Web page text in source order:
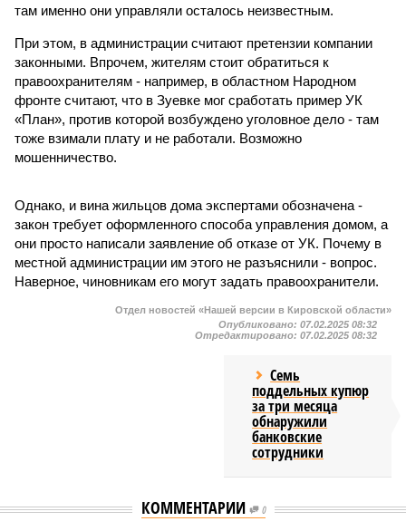
там именно они управляли осталось неизвестным.
При этом, в администрации считают претензии компании
законными. Впрочем, жителям стоит обратиться к
правоохранителям - например, в областном Народном
фронте считают, что в Зуевке мог сработать пример УК
«План», против которой возбуждено уголовное дело - там
тоже взимали плату и не работали. Возможно
мошенничество.
Однако, и вина жильцов дома экспертами обозначена -
закон требует оформленного способа управления домом, а
они просто написали заявление об отказе от УК. Почему в
местной администрации им этого не разъяснили - вопрос.
Наверное, чиновникам его могут задать правоохранители.
Отдел новостей «Нашей версии в Кировской области»
Опубликовано: 07.02.2025 08:32
Отредактировано: 07.02.2025 08:32
Семь
поддельных купюр
за три месяца
обнаружили
банковские
сотрудники
КОММЕНТАРИИ 0